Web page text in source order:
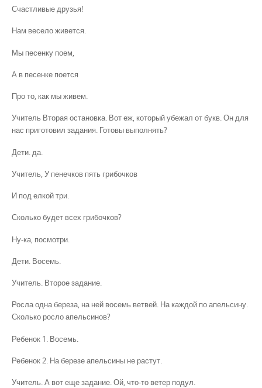
Счастливые друзья!
Нам весело живется.
Мы песенку поем,
А в песенке поется
Про то, как мы живем.
Учитель Вторая остановка. Вот еж, который убежал от букв. Он для
нас приготовил задания. Готовы выполнять?
Дети. да.
Учитель, У пенечков пять грибочков
И под елкой три.
Сколько будет всех грибочков?
Ну-ка, посмотри.
Дети. Восемь.
Учитель. Второе задание.
Росла одна береза, на ней восемь ветвей. На каждой по апельсину.
Сколько росло апельсинов?
Ребенок 1. Восемь.
Ребенок 2. На березе апельсины не растут.
Учитель. А вот еще задание. Ой, что-то ветер подул.